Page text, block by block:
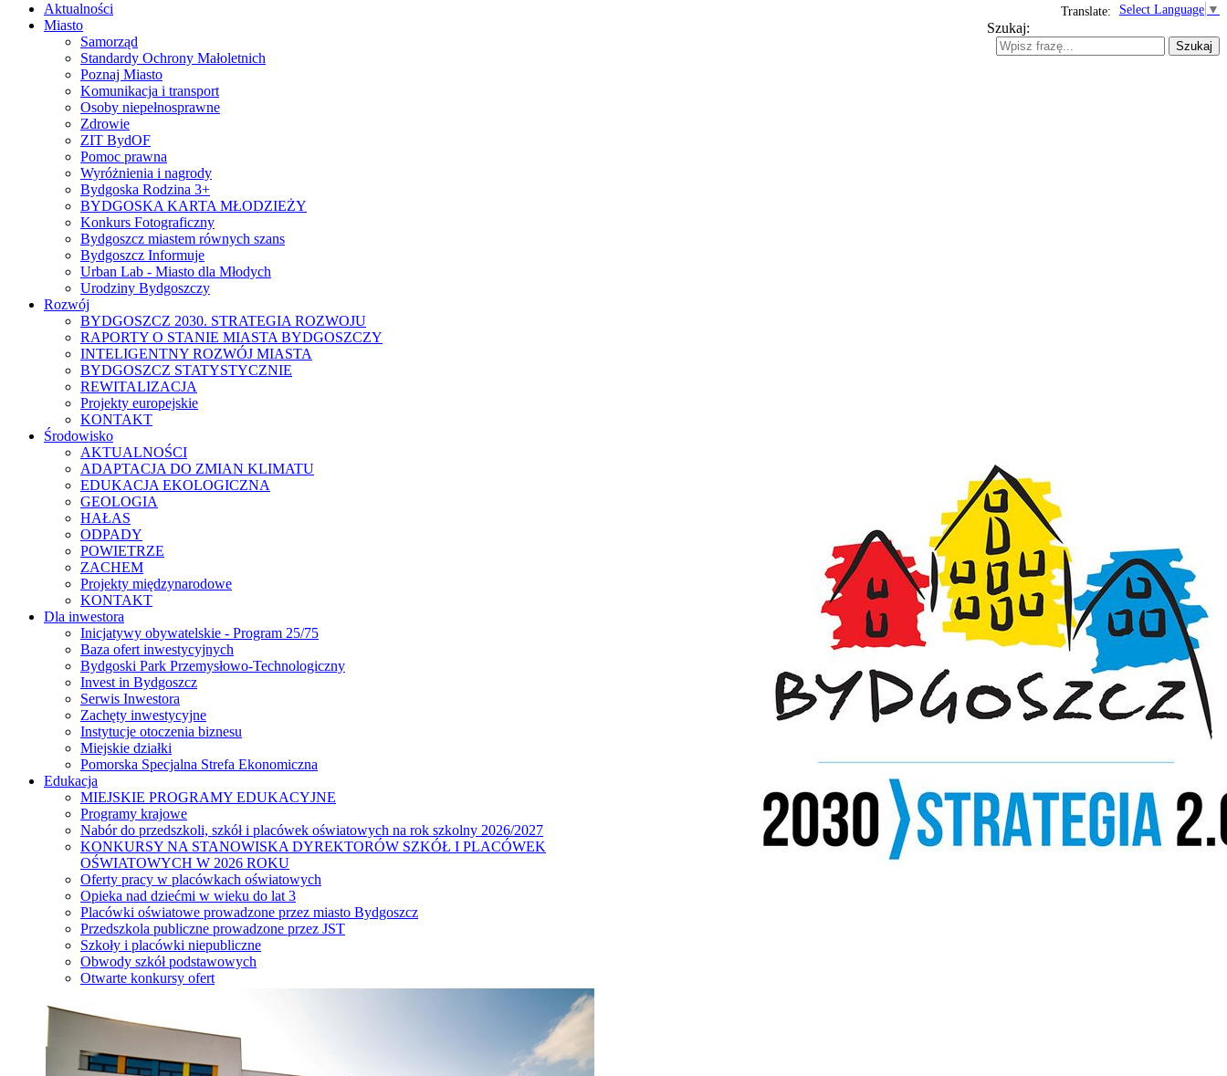
Select Language ▼
Translate:
Szukaj:
Szukaj
Aktualności
Miasto
Samorząd
Standardy Ochrony Małoletnich
Poznaj Miasto
Komunikacja i transport
Osoby niepełnosprawne
Zdrowie
ZIT BydOF
Pomoc prawna
Wyróżnienia i nagrody
Bydgoska Rodzina 3+
BYDGOSKA KARTA MŁODZIEŻY
Konkurs Fotograficzny
Bydgoszcz miastem równych szans
Bydgoszcz Informuje
Urban Lab - Miasto dla Młodych
Urodziny Bydgoszczy
Rozwój
BYDGOSZCZ 2030. STRATEGIA ROZWOJU
RAPORTY O STANIE MIASTA BYDGOSZCZY
INTELIGENTNY ROZWÓJ MIASTA
BYDGOSZCZ STATYSTYCZNIE
REWITALIZACJA
Projekty europejskie
KONTAKT
Środowisko
AKTUALNOŚCI
ADAPTACJA DO ZMIAN KLIMATU
EDUKACJA EKOLOGICZNA
GEOLOGIA
HAŁAS
ODPADY
POWIETRZE
ZACHEM
Projekty międzynarodowe
KONTAKT
Dla inwestora
Inicjatywy obywatelskie - Program 25/75
Baza ofert inwestycyjnych
Bydgoski Park Przemysłowo-Technologiczny
Invest in Bydgoszcz
Serwis Inwestora
Zachęty inwestycyjne
Instytucje otoczenia biznesu
Miejskie działki
Pomorska Specjalna Strefa Ekonomiczna
Edukacja
MIEJSKIE PROGRAMY EDUKACYJNE
Programy krajowe
Nabór do przedszkoli, szkół i placówek oświatowych na rok szkolny 2026/2027
KONKURSY NA STANOWISKA DYREKTORÓW SZKÓŁ I PLACÓWEK
OŚWIATOWYCH W 2026 ROKU
Oferty pracy w placówkach oświatowych
Opieka nad dziećmi w wieku do lat 3
Placówki oświatowe prowadzone przez miasto Bydgoszcz
Przedszkola publiczne prowadzone przez JST
Szkoły i placówki niepubliczne
Obwody szkół podstawowych
Otwarte konkursy ofert